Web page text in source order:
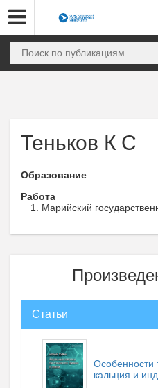
Теньков К С
Образование
Работа
Марийский
Статьи
Особенности
кальция и